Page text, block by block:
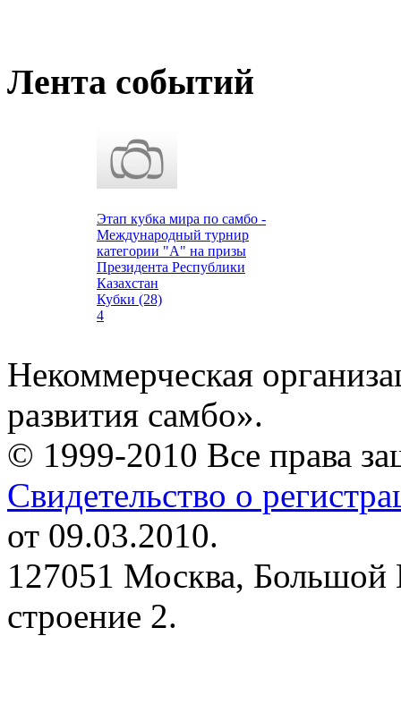
Лента событий
Этап кубка мира по самбо -
Международный турнир
категории "А" на призы
Президента Республики
Казахстан
Кубки (28)
4
Некоммерческая
развития самбо».
© 1999-2010 Все права
Свидетельство о
от 09.03.2010.
127051 Москва, Большой
строение 2.